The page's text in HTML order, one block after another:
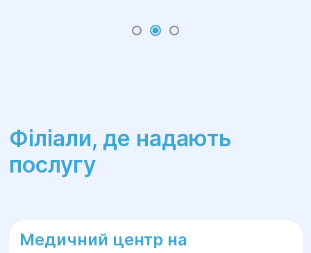
Філіали, де надають
послугу
Медичний центр на